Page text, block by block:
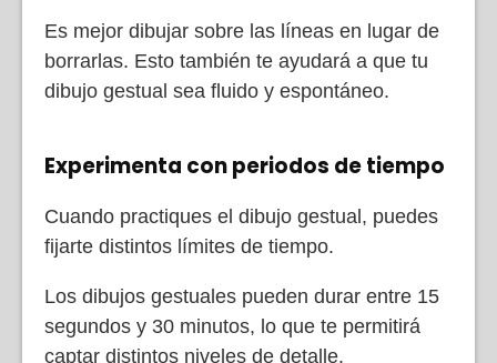
Es mejor dibujar sobre las líneas en lugar de
borrarlas. Esto también te ayudará a que tu
dibujo gestual sea fluido y espontáneo.
Experimenta con periodos de tiempo
Cuando practiques el dibujo gestual, puedes
fijarte distintos límites de tiempo.
Los dibujos gestuales pueden durar entre 15
segundos y 30 minutos, lo que te permitirá
captar distintos niveles de detalle.